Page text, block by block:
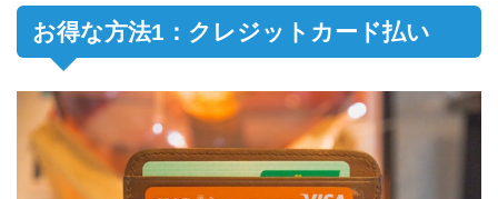
お得な方法1：クレジットカード払い